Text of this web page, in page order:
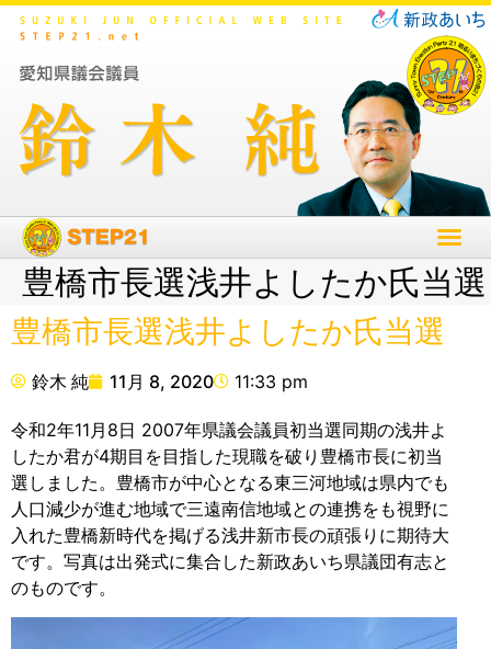
豊橋市長選浅井よしたか氏当選
豊橋市長選浅井よしたか氏当選
鈴木 純 11月 8, 2020 11:33 pm
令和2年11月8日 2007年県議会議員初当選同期の浅井よ
したか君が4期目を目指した現職を破り豊橋市長に初当
選しました。豊橋市が中心となる東三河地域は県内でも
人口減少が進む地域で三遠南信地域との連携をも視野に
入れた豊橋新時代を掲げる浅井新市長の頑張りに期待大
です。写真は出発式に集合した新政あいち県議団有志と
のものです。